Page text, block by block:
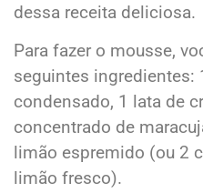
dessa receita deliciosa.
Para fazer o mousse,
seguintes ingredientes:
condensado, 1 lata de
concentrado de
limão espremido (ou 2
limão fresco).